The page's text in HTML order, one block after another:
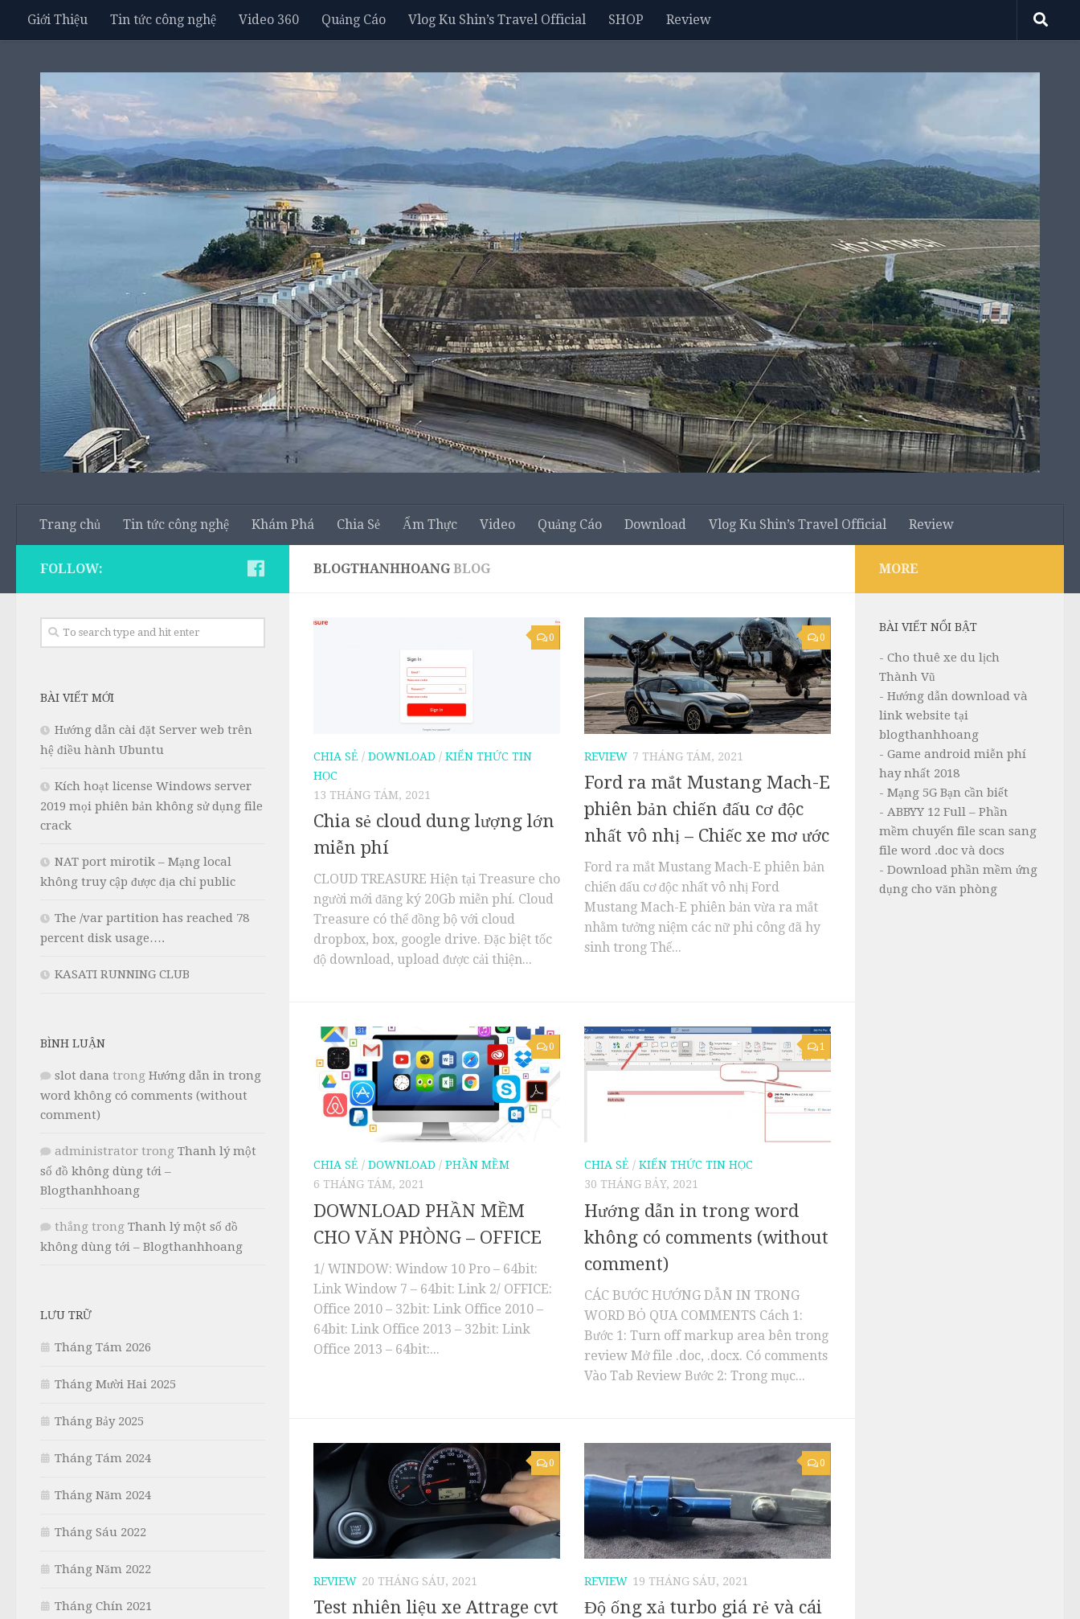
Giới Thiệu Tin tức công nghệ Video 360 Quảng Cáo Vlog Ku Shin’s Travel Official SHOP Review
Trang chủ Tin tức công nghệ Khám Phá Chia Sẻ Ẩm Thực Video Quảng Cáo Download Vlog Ku Shin’s Travel Official Review
BLOGTHANHHOANG BLOG
0
CHIA SẺ / DOWNLOAD / KIẾN THỨC TIN
HỌC
13 THÁNG TÁM, 2021
Chia sẻ cloud dung lượng lớn
miễn phí
CLOUD TREASURE Hiện tại Treasure cho
người mới đăng ký 20Gb miễn phí. Cloud
Treasure có thể đồng bộ với cloud
dropbox, box, google drive. Đặc biệt tốc
độ download, upload được cải thiện...
0
REVIEW 7 THÁNG TÁM, 2021
Ford ra mắt Mustang Mach-E
phiên bản chiến đấu cơ độc
nhất vô nhị – Chiếc xe mơ ước
Ford ra mắt Mustang Mach-E phiên bản
chiến đấu cơ độc nhất vô nhị Ford
Mustang Mach-E phiên bản vừa ra mắt
nhằm tưởng niệm các nữ phi công đã hy
sinh trong Thế...
0
CHIA SẺ / DOWNLOAD / PHẦN MỀM
6 THÁNG TÁM, 2021
DOWNLOAD PHẦN MỀM
CHO VĂN PHÒNG – OFFICE
1/ WINDOW: Window 10 Pro – 64bit:
Link Window 7 – 64bit: Link 2/ OFFICE:
Office 2010 – 32bit: Link Office 2010 –
64bit: Link Office 2013 – 32bit: Link
Office 2013 – 64bit:...
1
CHIA SẺ / KIẾN THỨC TIN HỌC
30 THÁNG BẢY, 2021
Hướng dẫn in trong word
không có comments (without
comment)
CÁC BƯỚC HƯỚNG DẪN IN TRONG
WORD BỎ QUA COMMENTS Cách 1:
Bước 1: Turn off markup area bên trong
review Mở file .doc, .docx. Có comments
Vào Tab Review Bước 2: Trong mục...
0
REVIEW 20 THÁNG SÁU, 2021
Test nhiên liệu xe Attrage cvt
0
REVIEW 19 THÁNG SÁU, 2021
Độ ống xả turbo giá rẻ và cái
FOLLOW:
BÀI VIẾT MỚI
Hướng dẫn cài đặt Server web trên
hệ điều hành Ubuntu
Kích hoạt license Windows server
2019 mọi phiên bản không sử dụng file
crack
NAT port mirotik – Mạng local
không truy cập được địa chỉ public
The /var partition has reached 78
percent disk usage….
KASATI RUNNING CLUB
BÌNH LUẬN
slot dana trong Hướng dẫn in trong
word không có comments (without
comment)
administrator trong Thanh lý một
số đồ không dùng tới –
Blogthanhhoang
thắng trong Thanh lý một số đồ
không dùng tới – Blogthanhhoang
LƯU TRỮ
Tháng Tám 2026
Tháng Mười Hai 2025
Tháng Bảy 2025
Tháng Tám 2024
Tháng Năm 2024
Tháng Sáu 2022
Tháng Năm 2022
Tháng Chín 2021
MORE
BÀI VIẾT NỔI BẬT
- Cho thuê xe du lịch
Thành Vũ
- Hướng dẫn download và
link website tại
blogthanhhoang
- Game android miễn phí
hay nhất 2018
- Mạng 5G Bạn cần biết
- ABBYY 12 Full – Phần
mềm chuyển file scan sang
file word .doc và docs
- Download phần mềm ứng
dụng cho văn phòng